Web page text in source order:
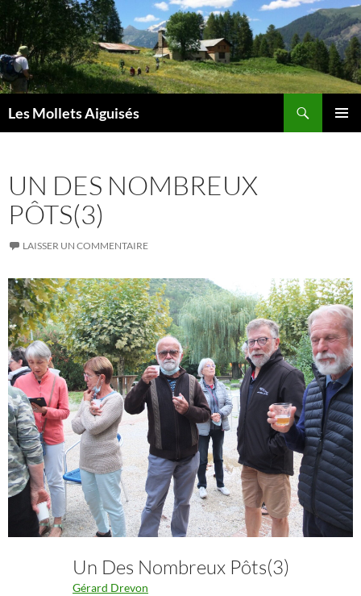
Aller
au
contenu
Les Mollets Aiguisés
UN DES NOMBREUX
PÔTS(3)
LAISSER UN COMMENTAIRE
Un Des Nombreux Pôts(3)
Gérard Drevon